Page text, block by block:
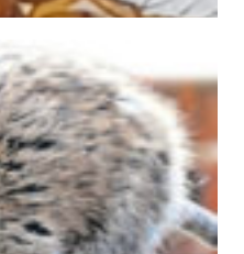
Almelo: 65
van de Marquette in wijk de
die het